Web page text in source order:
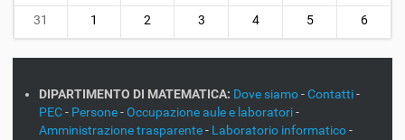
31
1 2 3 4 5 6
DIPARTIMENTO DI MATEMATICA: Dove siamo-Contatti-
PEC- Persone-Occupazione aule e laboratori-
Amministrazione trasparente- Laboratorio informatico-